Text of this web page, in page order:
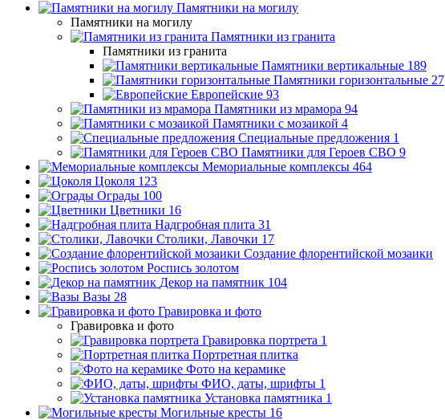
Памятники на могилу
Памятники на могилу
Памятники из гранита
Памятники из гранита
Памятники вертикальные 189
Памятники горизонтальные 27
Европейские 93
Памятники из мрамора 94
Памятники с мозаикой 4
Специальные предложения 1
Памятники для Героев СВО 9
Мемориальные комплексы 464
Цоколя 123
Ограды 100
Цветники 16
Надгробная плита 31
Столики, Лавочки 17
Создание флорентийской мозаики
Роспись золотом
Декор на памятник 104
Вазы 28
Гравировка и фото
Гравировка и фото
Гравировка портрета 1
Портретная плитка
Фото на керамике
ФИО, даты, шрифты 1
Установка памятника 1
Могильные кресты 16